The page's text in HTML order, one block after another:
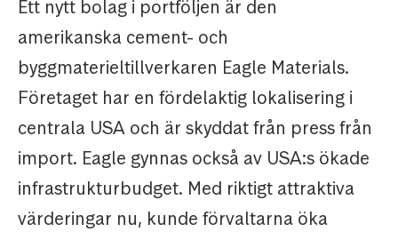
Ett nytt bolag i portföljen är den
amerikanska cement- och
byggmaterieltillverkaren Eagle Materials.
Företaget har en fördelaktig lokalisering i
centrala USA och är skyddat från press från
import. Eagle gynnas också av USA:s ökade
infrastrukturbudget. Med riktigt attraktiva
värderingar nu, kunde förvaltarna öka